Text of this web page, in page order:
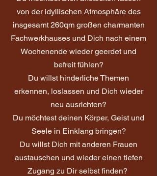
von der idyllischen Atmosphäre des
insgesamt 260qm großen charmanten
Fachwerkhauses und Dich nach einem
Wochenende wieder geerdet und
befreit fühlen?
Du willst hinderliche Themen
erkennen, loslassen und Dich wieder
neu ausrichten?
Du möchtest deinen Körper, Geist und
Seele in Einklang bringen?
Du willst Dich mit anderen Frauen
austauschen und wieder einen tiefen
Zugang zu Dir selbst finden?